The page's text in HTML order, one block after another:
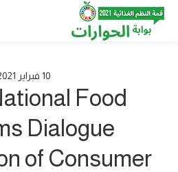
10 فبراير
Food
Dialogue
of Consumer